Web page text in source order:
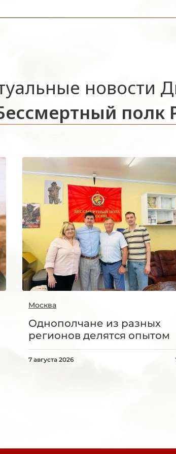
новости
полк
Москва
Однополчане из разных
регионов делятся опытом
7 августа 2026